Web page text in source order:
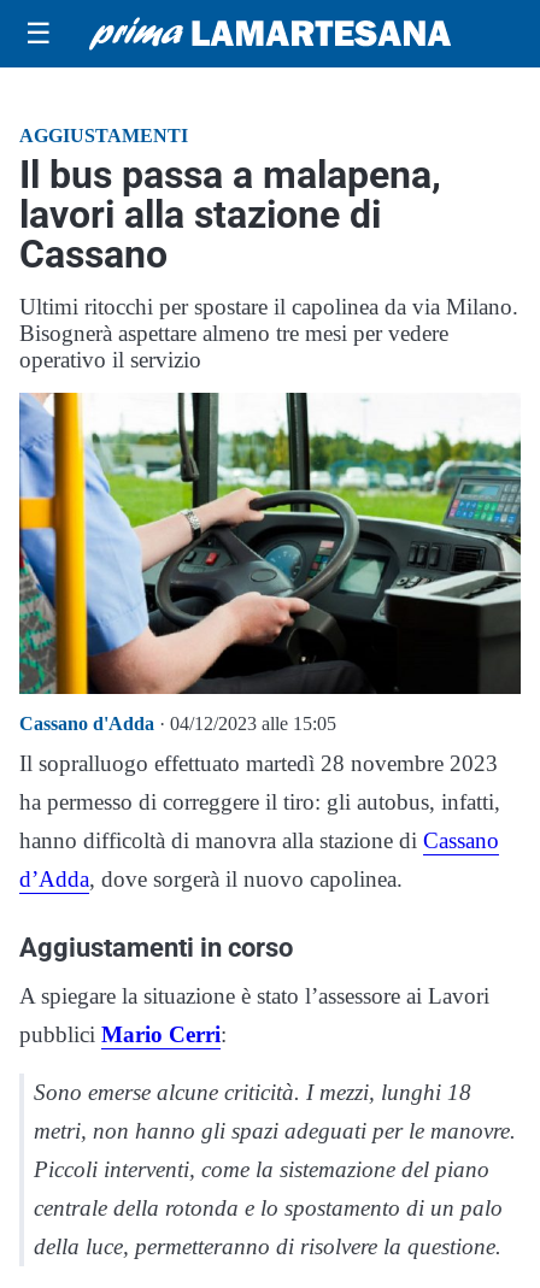
☰
AGGIUSTAMENTI
Il bus passa a malapena,
lavori alla stazione di
Cassano
Ultimi ritocchi per spostare il capolinea da via Milano.
Bisognerà aspettare almeno tre mesi per vedere
operativo il servizio
Cassano d'Adda · 04/12/2023 alle 15:05
Il sopralluogo effettuato martedì 28 novembre 2023
ha permesso di correggere il tiro: gli autobus, infatti,
hanno difficoltà di manovra alla stazione di Cassano
d’Adda, dove sorgerà il nuovo capolinea.
Aggiustamenti in corso
A spiegare la situazione è stato l’assessore ai Lavori
pubblici Mario Cerri:
Sono emerse alcune criticità. I mezzi, lunghi 18
metri, non hanno gli spazi adeguati per le manovre.
Piccoli interventi, come la sistemazione del piano
centrale della rotonda e lo spostamento di un palo
della luce, permetteranno di risolvere la questione.